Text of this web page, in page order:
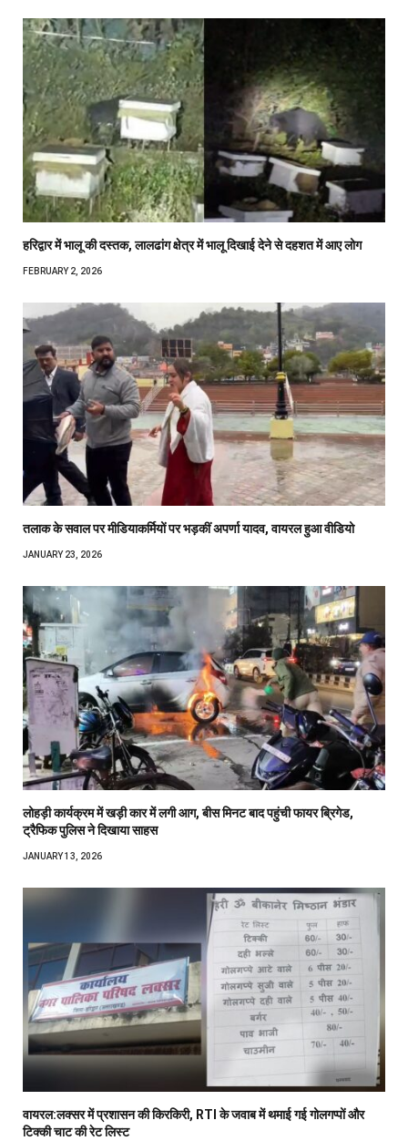
हरिद्वार में भालू की दस्तक, लालढांग क्षेत्र में भालू दिखाई देने से दहशत में आए लोग
FEBRUARY 2, 2026
तलाक के सवाल पर मीडियाकर्मियों पर भड़कीं अपर्णा यादव, वायरल हुआ वीडियो
JANUARY 23, 2026
लोहड़ी कार्यक्रम में खड़ी कार में लगी आग, बीस मिनट बाद पहुंची फायर ब्रिगेड,
ट्रैफिक पुलिस ने दिखाया साहस
JANUARY 13, 2026
वायरल:लक्सर में प्रशासन की किरकिरी, RTI के जवाब में थमाई गई गोलगप्पों और
टिक्की चाट की रेट लिस्ट